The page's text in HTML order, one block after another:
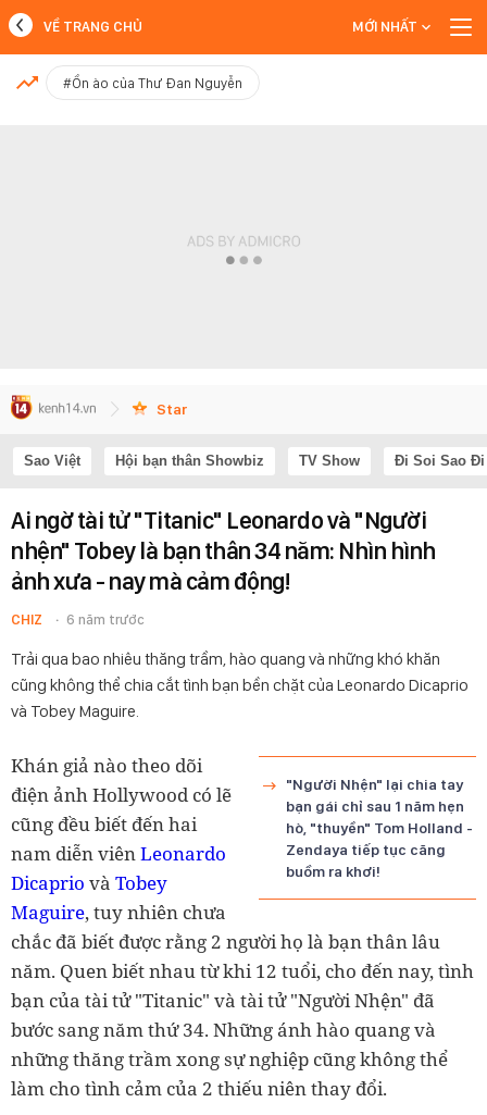
MỚI NHẤT
VỀ TRANG CHỦ MỚI NHẤT
#Ồn ào của Thư Đan Nguyễn
Star
Sao Việt Hội bạn thân Showbiz TV Show Đi Soi Sao Đi
Ai ngờ tài tử "Titanic" Leonardo và "Người
nhện" Tobey là bạn thân 34 năm: Nhìn hình
ảnh xưa - nay mà cảm động!
CHIZ 6 năm trước
Trải qua bao nhiêu thăng trầm, hào quang và những khó khăn
cũng không thể chia cắt tình bạn bền chặt của Leonardo Dicaprio
và Tobey Maguire.
"Người Nhện" lại chia tay
bạn gái chỉ sau 1 năm hẹn
hò, "thuyền" Tom Holland -
Zendaya tiếp tục căng
buồm ra khơi!
Khán giả nào theo dõi
điện ảnh Hollywood có lẽ
cũng đều biết đến hai
nam diễn viênLeonardo
Dicaprio và Tobey
Maguire, tuy nhiên chưa
chắc đã biết được rằng 2 người họ là bạn thân lâu
năm. Quen biết nhau từ khi 12 tuổi, cho đến nay, tình
bạn của tài tử "Titanic" và tài tử "Người Nhện" đã
bước sang năm thứ 34. Những ánh hào quang và
những thăng trầm xong sự nghiệp cũng không thể
làm cho tình cảm của 2 thiếu niên thay đổi.